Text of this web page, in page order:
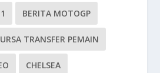
BERITA MOTOGP
TRANSFER PEMAIN
CHELSEA